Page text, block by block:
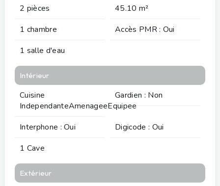
2 pièces
45.10 m²
1 chambre
Accès PMR : Oui
1 salle d'eau
Intérieur
Cuisine
IndependanteAmenageeEquipee
Gardien : Non
Interphone : Oui
Digicode : Oui
1 Cave
Extérieur